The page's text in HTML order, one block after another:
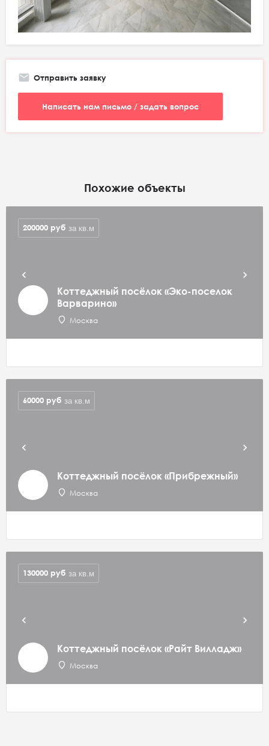
Отправить заявку
Написать нам письмо / задать вопрос
Похожие объекты
Коттеджный посёлок «Эко-поселок
Варварино»
Москва
200000 руб за кв.м
Коттеджный посёлок «Прибрежный»
Москва
60000 руб за кв.м
Коттеджный посёлок «Райт Вилладж»
Москва
130000 руб за кв.м